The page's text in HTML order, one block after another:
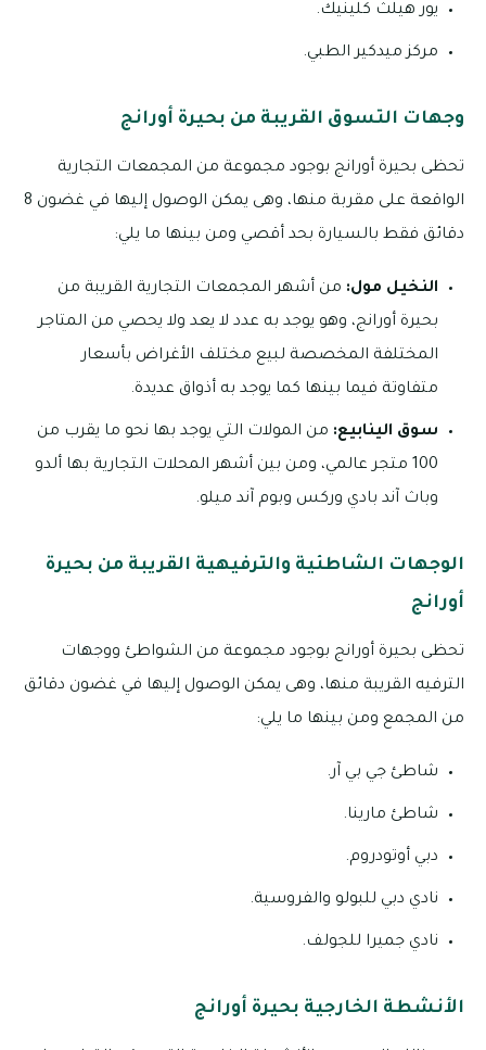
يور هيلث كلينيك.
مركز ميدكير الطبي.
وجهات التسوق القريبة من بحيرة أورانج
تحظى بحيرة أورانج بوجود مجموعة من المجمعات التجارية
الواقعة على مقربة منها، وهى يمكن الوصول إليها في غضون 8
دقائق فقط بالسيارة بحد أقصي ومن بينها ما يلي:
النخيل مول: من أشهر المجمعات التجارية القريبة من
بحيرة أورانج، وهو يوجد به عدد لا يعد ولا يحصي من المتاجر
المختلفة المخصصة لبيع مختلف الأغراض بأسعار
متفاوتة فيما بينها كما يوجد به أذواق عديدة.
سوق الينابيع: من المولات التي يوجد بها نحو ما يقرب من
100 متجر عالمي، ومن بين أشهر المحلات التجارية بها ألدو
وباث آند بادي وركس وبوم آند ميلو.
الوجهات الشاطئية والترفيهية القريبة من بحيرة
أورانج
تحظى بحيرة أورانج بوجود مجموعة من الشواطئ ووجهات
الترفيه القريبة منها، وهى يمكن الوصول إليها في غضون دقائق
من المجمع ومن بينها ما يلي:
شاطئ جي بي آر.
شاطئ مارينا.
دبي أوتودروم.
نادي دبي للبولو والفروسية.
نادي جميرا للجولف.
الأنشطة الخارجية بحيرة أورانج